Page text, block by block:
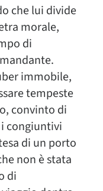
che lui divide
morale,
di
immobile,
tempeste
convinto di
congiuntivi
di un porto
non è stata
di